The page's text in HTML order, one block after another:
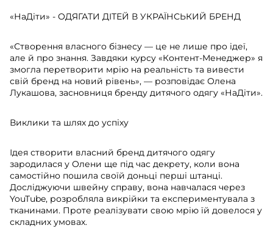
«НаДіти» - ОДЯГАТИ ДІТЕЙ В УКРАЇНСЬКИЙ БРЕНД
«Створення власного бізнесу — це не лише про ідеї,
але й про знання. Завдяки курсу «Контент-Менеджер» я
змогла перетворити мрію на реальність та вивести
свій бренд на новий рівень», — розповідає Олена
Лукашова, засновниця бренду дитячого одягу «НаДіти».
Виклики та шлях до успіху
Ідея створити власний бренд дитячого одягу
зародилася у Олени ще під час декрету, коли вона
самостійно пошила своїй доньці перші штанці.
Досліджуючи швейну справу, вона навчалася через
YouTube, розробляла викрійки та експериментувала з
тканинами. Проте реалізувати свою мрію їй довелося у
складних умовах.